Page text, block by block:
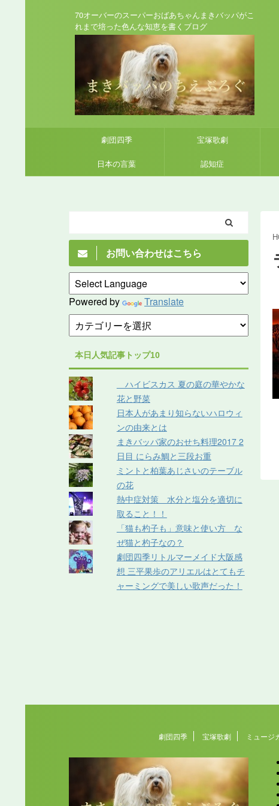
70オーバーのスーパーおばあちゃんまきバッパがこ
れまで培った色んな知恵を書くブログ
劇団四季 宝塚歌劇
日本の言葉 認知症
お問い合わせはこちら
Powered by Translate
本日人気記事トップ10
ハイビスカス 夏の庭の華やかな
花と野菜
日本人があまり知らないハロウィ
ンの由来とは
まきバッパ家のおせち料理2017 2
日目 にらみ鯛と三段お重
ミントと柏葉あじさいのテーブル
の花
熱中症対策 水分と塩分を適切に
取ること！！
「猫も杓子も」意味と使い方 な
ぜ猫と杓子なの？
劇団四季リトルマーメイド大阪感
想 三平果歩のアリエルはとてもチ
ャーミングで美しい歌声だった！
劇団四季 宝塚歌劇 ミュージ